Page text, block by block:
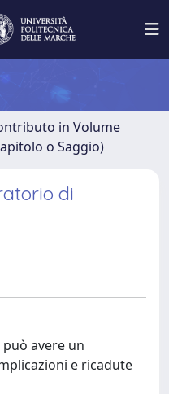
in Volume
o Saggio)
di
avere un
e ricadute